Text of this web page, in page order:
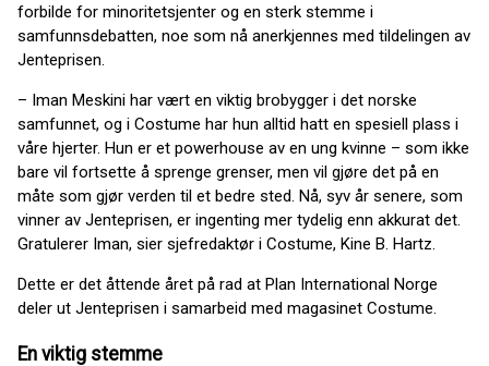
forbilde for minoritetsjenter og en sterk stemme i
samfunnsdebatten, noe som nå anerkjennes med tildelingen av
Jenteprisen.
– Iman Meskini har vært en viktig brobygger i det norske
samfunnet, og i Costume har hun alltid hatt en spesiell plass i
våre hjerter. Hun er et powerhouse av en ung kvinne – som ikke
bare vil fortsette å sprenge grenser, men vil gjøre det på en
måte som gjør verden til et bedre sted. Nå, syv år senere, som
vinner av Jenteprisen, er ingenting mer tydelig enn akkurat det.
Gratulerer Iman, sier sjefredaktør i Costume, Kine B. Hartz.
Dette er det åttende året på rad at Plan International Norge
deler ut Jenteprisen i samarbeid med magasinet Costume.
En viktig stemme